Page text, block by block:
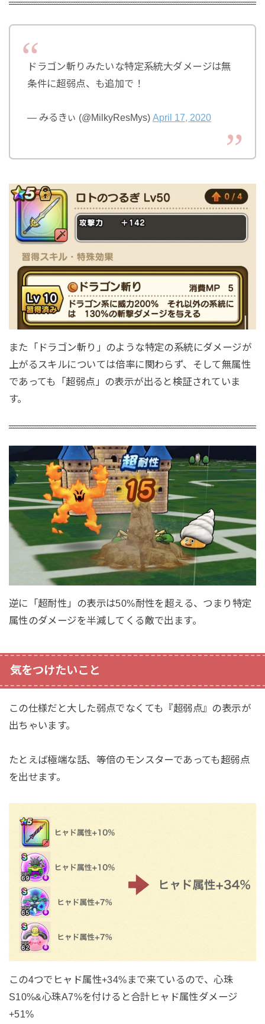
ドラゴン斬りみたいな特定系統大ダメージは無
条件に超弱点、も追加で！
— みるきぃ (@MilkyResMys)April 17, 2020
また「ドラゴン斬り」のような特定の系統にダメージが
上がるスキルについては倍率に関わらず、そして無属性
であっても「超弱点」の表示が出ると検証されていま
す。
逆に「超耐性」の表示は50%耐性を超える、つまり特定
属性のダメージを半減してくる敵で出ます。
気をつけたいこと
この仕様だと大した弱点でなくても『超弱点』の表示が
出ちゃいます。
たとえば極端な話、等倍のモンスターであっても超弱点
を出せます。
この4つでヒャド属性+34%まで来ているので、心珠
S10%&心珠A7%を付けると合計ヒャド属性ダメージ
+51%